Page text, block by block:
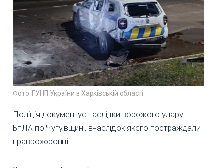
Фото: ГУНП України в Харківській області
Поліція документує наслідки ворожого удару
БпЛА по Чугуївщині, внаслідок якого постраждали
правоохоронці.